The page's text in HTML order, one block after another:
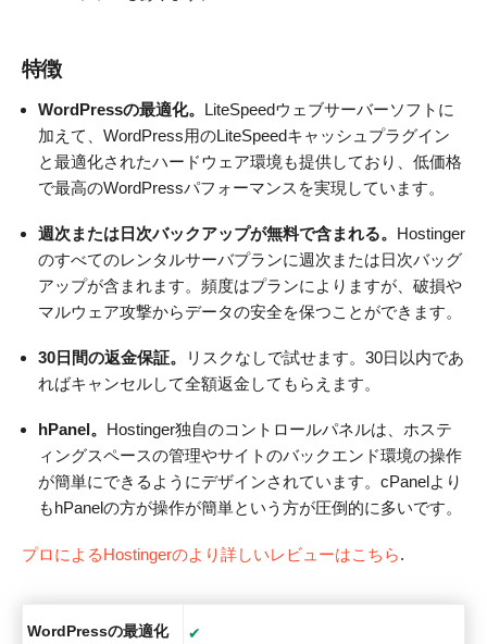
特徴
WordPressの最適化。 LiteSpeedウェブサーバーソフトに
加えて、WordPress用のLiteSpeedキャッシュプラグイン
と最適化されたハードウェア環境も提供しており、低価格
で最高のWordPressパフォーマンスを実現しています。
週次または日次バックアップが無料で含まれる。 Hostinger
のすべてのレンタルサーバプランに週次または日次バッグ
アップが含まれます。頻度はプランによりますが、破損や
マルウェア攻撃からデータの安全を保つことができます。
30日間の返金保証。
リスクなしで試せます。30日以内であ
ればキャンセルして全額返金してもらえます。
hPanel。 Hostinger独自のコントロールパネルは、ホステ
ィングスペースの管理やサイトのバックエンド環境の操作
が簡単にできるようにデザインされています。cPanelより
もhPanelの方が操作が簡単という方が圧倒的に多いです。
プロによるHostingerのより詳しいレビューはこちら.
WordPressの最適化 ✔